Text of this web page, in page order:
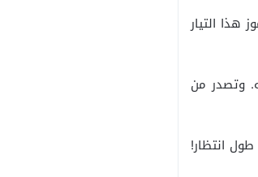
التيار
وتصدر من
انتظار!